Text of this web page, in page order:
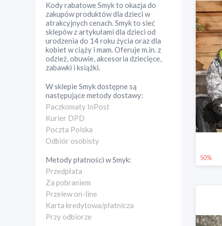
Kody rabatowe Smyk to okazja do
zakupów produktów dla dzieci w
atrakcyjnych cenach. Smyk to sieć
sklepów z artykułami dla dzieci od
urodzenia do 14 roku życia oraz dla
kobiet w ciąży i mam. Oferuje m.in. z
odzież, obuwie, akcesoria dziecięce,
zabawki i książki.
W sklepieSmykdostępne są
następujące metody dostawy:
Paczkomaty InPost
Kurier DPD
Poczta Polska
Odbiór osobisty
Metody płatności wSmyk:
Przedpłata
Za pobraniem
Przelew on-line
Karta kredytowa/płatnicza
Przy odbiorze
50%